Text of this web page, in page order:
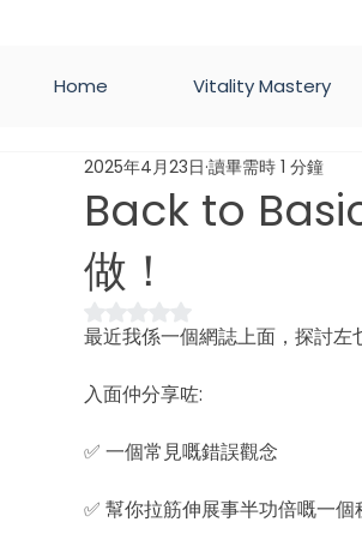
Home Vitality Mastery
Back to
做！
2025年4月23日 讀畢需時 1 分鐘
最近我係一個網誌上面，探討左
入面仲分享咗:
✅ 一個常見嘅錯誤觀念
✅ 幫你拉筋伸展事半功倍嘅一個